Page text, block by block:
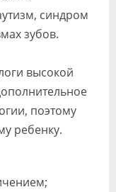
синдром
зубов.
высокой
поэтому
ребенку.